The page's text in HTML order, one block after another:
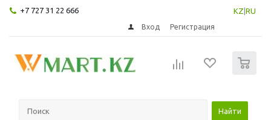
+7 727 31 22 666 KZ RU
Вход Регистрация
Найти